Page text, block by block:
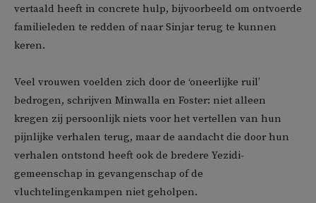
vertaald heeft in concrete hulp, bijvoorbeeld om ontvoerde
familieleden te redden of naar Sinjar terug te kunnen
keren.
Veel vrouwen voelden zich door de ‘oneerlijke ruil’
bedrogen, schrijven Minwalla en Foster: niet alleen
kregen zij persoonlijk niets voor het vertellen van hun
pijnlijke verhalen terug, maar de aandacht die door hun
verhalen ontstond heeft ook de bredere Yezidi-
gemeenschap in gevangenschap of de
vluchtelingenkampen niet geholpen.